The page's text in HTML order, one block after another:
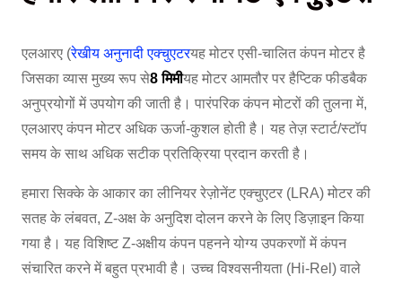
एलआरए (रेखीय अनुनादी एक्चुएटरयह मोटर एसी-चालित कंपन मोटर है
जिसका व्यास मुख्य रूप से8 मिमीयह मोटर आमतौर पर हैप्टिक फीडबैक
अनुप्रयोगों में उपयोग की जाती है। पारंपरिक कंपन मोटरों की तुलना में,
एलआरए कंपन मोटर अधिक ऊर्जा-कुशल होती है। यह तेज़ स्टार्ट/स्टॉप
समय के साथ अधिक सटीक प्रतिक्रिया प्रदान करती है।
हमारा सिक्के के आकार का लीनियर रेज़ोनेंट एक्चुएटर (LRA) मोटर की
सतह के लंबवत, Z-अक्ष के अनुदिश दोलन करने के लिए डिज़ाइन किया
गया है। यह विशिष्ट Z-अक्षीय कंपन पहनने योग्य उपकरणों में कंपन
संचारित करने में बहुत प्रभावी है। उच्च विश्वसनीयता (Hi-Rel) वाले